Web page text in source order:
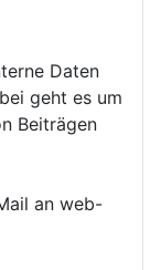
Daten
geht es um
Beiträgen
an web-